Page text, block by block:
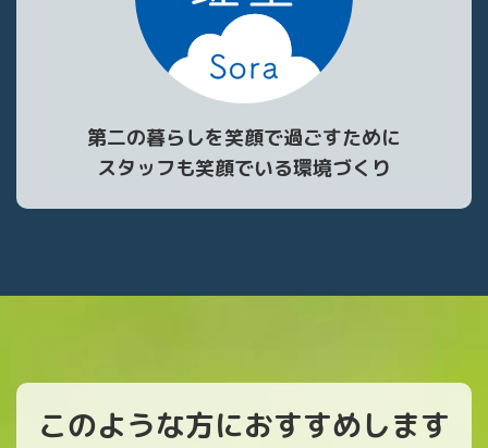
第二の暮らしを笑顔で過ごすために
スタッフも笑顔でいる環境づくり
このような方におすすめします